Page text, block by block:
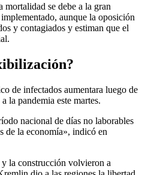
se debe a la gran
aunque la oposición
y contagiados y estiman que el
de infectados aumentara luego de
la pandemia este martes.
nacional de días no laborables
de la economía», indicó en
la construcción volvieron a